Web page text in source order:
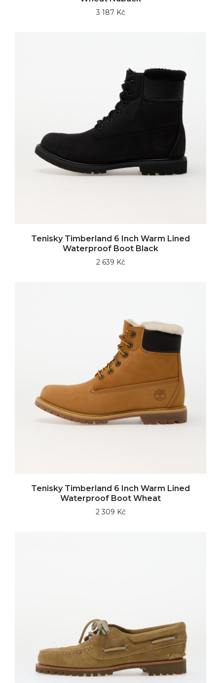
3 187 Kč
Tenisky Timberland 6 Inch Warm Lined
Waterproof Boot Black
2 639 Kč
Tenisky Timberland 6 Inch Warm Lined
Waterproof Boot Wheat
2 309 Kč